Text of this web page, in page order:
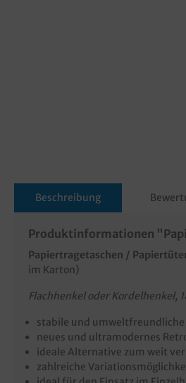
Beschreibung
Produktinformationen
Papiertragetaschen /
im Karton)
Flachhenkel oder
stabile und umweltfreundliche
neues und ultramodernes
ideale Alternative zum weit
zahlreiche